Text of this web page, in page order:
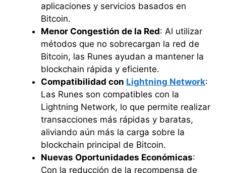
aplicaciones y servicios basados en
Bitcoin.
Menor Congestión de la Red: Al utilizar
métodos que no sobrecargan la red de
Bitcoin, las Runes ayudan a mantener la
blockchain rápida y eficiente.
Compatibilidad con Lightning Network:
Las Runes son compatibles con la
Lightning Network, lo que permite realizar
transacciones más rápidas y baratas,
aliviando aún más la carga sobre la
blockchain principal de Bitcoin.
Nuevas Oportunidades Económicas:
Con la reducción de la recompensa de